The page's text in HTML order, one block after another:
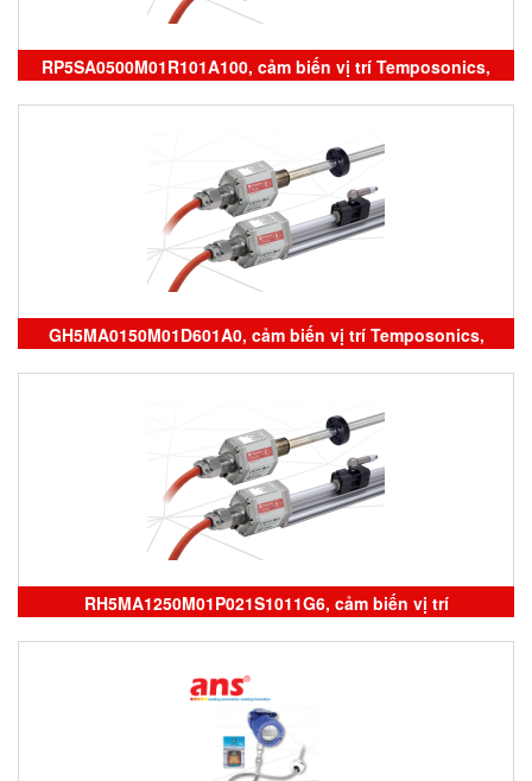
RP5SA0500M01R101A100, cảm biến vị trí Temposonics,
RH5MA0050M01D701S1052B6, ERM0600MD341A01,
Temposonics
GH5MA0150M01D601A0, cảm biến vị trí Temposonics,
sensor Temposonics, ERM0600MD341A01,
RH5MA1250M01P021S1011G6, cảm biến vị trí
Temposonics, RH5MA0050M01D701S1052B6,
Temposonics